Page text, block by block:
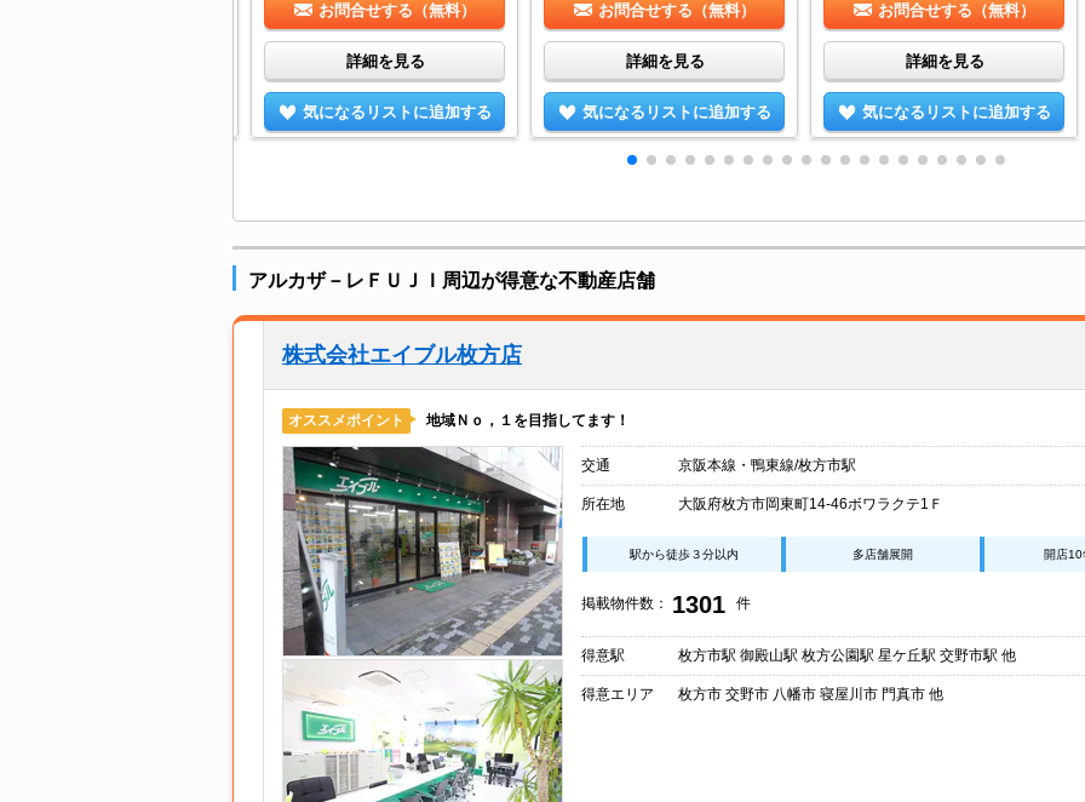
お問合せする（無料）
詳細を見る
気になるリストに追加する
お問合せする（無料）
詳細を見る
気になるリストに追加する
お問合せする（無料）
詳細を見る
気になるリストに追加する
アルカザ－レＦＵＪＩ周辺が得意な不動産店舗
株式会社エイブル枚方店
オススメポイント 地域Ｎｏ，１を目指してます！
交通 京阪本線・鴨東線/枚方市駅
所在地 大阪府枚方市岡東町14-46ボワラクテ1Ｆ
駅から徒歩３分以内 多店舗展開 開店10
掲載物件数： 1301 件
得意駅 枚方市駅 御殿山駅 枚方公園駅 星ケ丘駅 交野市駅 他
得意エリア 枚方市 交野市 八幡市 寝屋川市 門真市 他